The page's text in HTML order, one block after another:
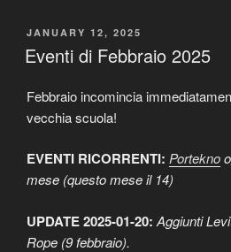
POSTED
ON
JANUARY 12, 2025
Eventi di Febbraio 2025
Febbraio incomincia
vecchia scuola!
EVENTI RICORRENTI: Portekno
mese (questo mese il 14)
UPDATE 2025-01-20: Aggiunti
Rope (9 febbraio).